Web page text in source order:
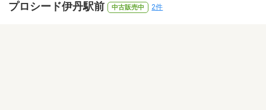
プロシード伊丹駅前 中古販売中 2件